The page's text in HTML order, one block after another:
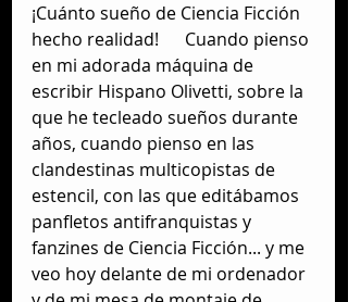
¡Cuánto sueño de Ciencia Ficción
hecho realidad!      Cuando pienso
en mi adorada máquina de
escribir Hispano Olivetti, sobre la
que he tecleado sueños durante
años, cuando pienso en las
clandestinas multicopistas de
estencil, con las que editábamos
panfletos antifranquistas y
fanzines de Ciencia Ficción... y me
veo hoy delante de mi ordenador